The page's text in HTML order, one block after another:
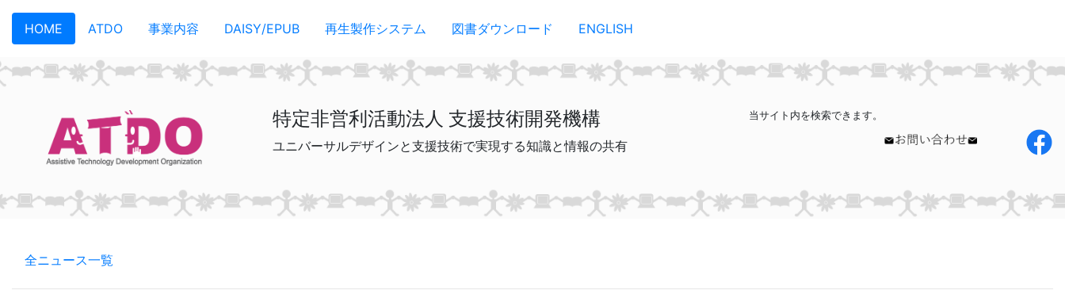
メインコンテンツへスキップ
HOME ATDO 事業内容 DAISY/EPUB 再生製作システム 図書ダウンロード ENGLISH
特定非営利活動法人 支援技術開発機構
ユニバーサルデザインと支援技術で実現する知識と情報の共有
当サイト内を検索できます。
全ニュース一覧